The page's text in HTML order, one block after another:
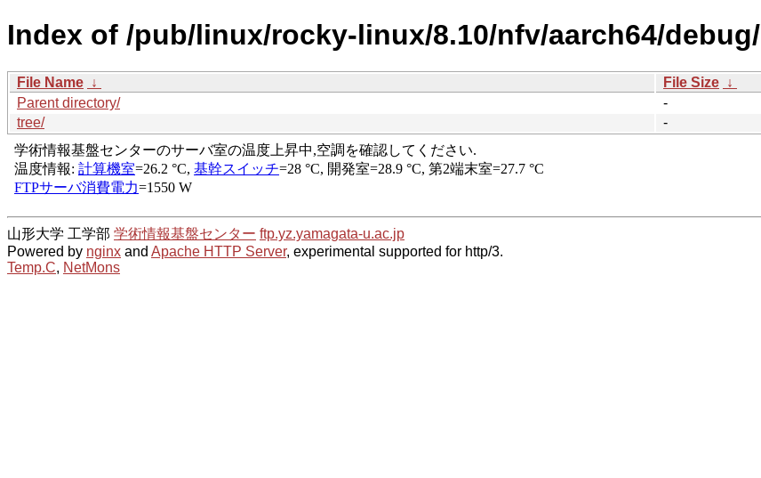
Index of /pub/linux/rocky-linux/8.10/nfv/aarch64/debug/
File Name ↓ File Size ↓
Parent directory/
-
tree/
-
山形大学 工学部 学術情報基盤センター ftp.yz.yamagata-u.ac.jp
Powered by nginx and Apache HTTP Server, experimental supported for http/3.
Temp.C, NetMons